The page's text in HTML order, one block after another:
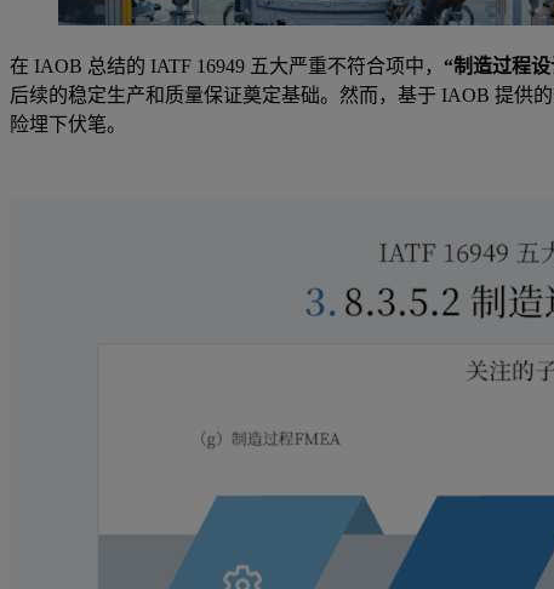
在 IAOB 总结的 IATF 16949 五大严重不符合项中， “制造过程设
后续的稳定生产和质量保证奠定基础。然而，基于 IAOB 提供
险埋下伏笔。